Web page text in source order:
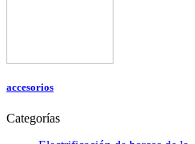
accesorios
Categorías